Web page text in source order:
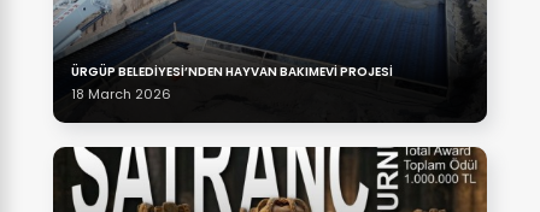
ÜRGÜP BELEDİYESİ’NDEN HAYVAN BAKIMEVİ PROJESİ
18 March 2026